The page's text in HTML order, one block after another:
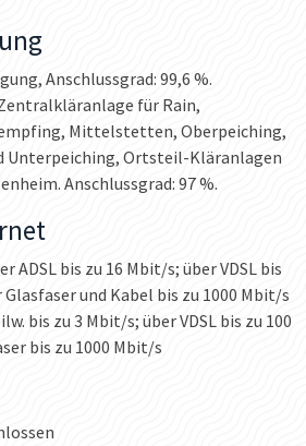
Anschlussgrad: 99,6 %.
für Rain,
Mittelstetten, Oberpeiching,
Unterpeiching, Ortsteil-Kläranlagen
Anschlussgrad: 97 %.
bis zu 16 Mbit/s; über VDSL bis
und Kabel bis zu 1000 Mbit/s
bis zu 3 Mbit/s; über VDSL bis zu 100
bis zu 1000 Mbit/s